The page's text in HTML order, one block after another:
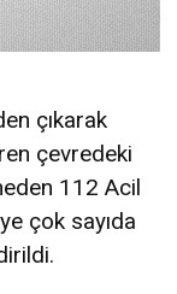
çıkarak
çevredeki
112 Acil
çok sayıda